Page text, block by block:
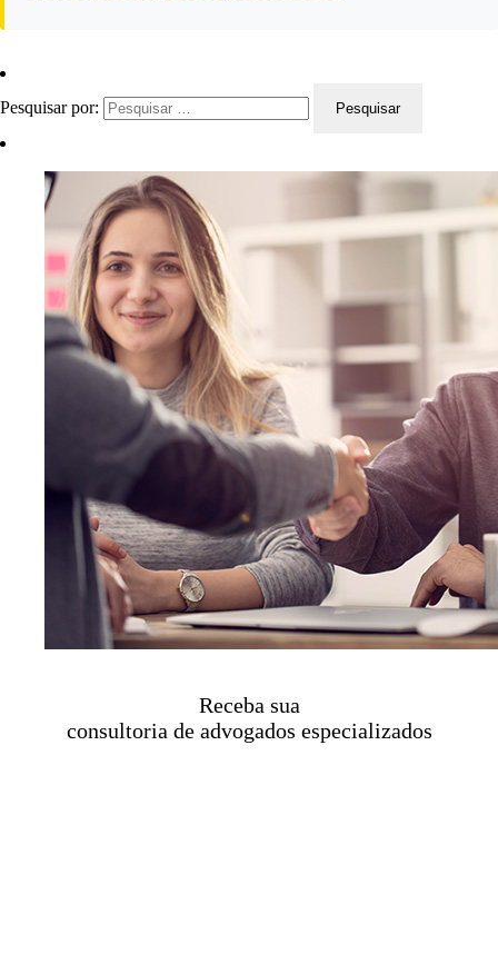
Pesquisar por:
Receba sua
consultoria de advogados especializados